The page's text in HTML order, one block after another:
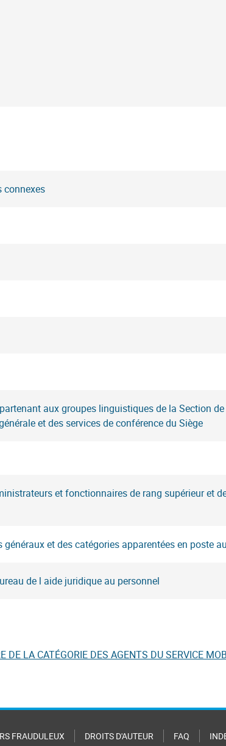
connexes
aux groupes linguistiques de la Section
et des services de conférence du Siège
et fonctionnaires de rang supérieur et
et des catégories apparentées en poste
de l aide juridique au personnel
DE LA CATÉGORIE DES AGENTS DU SERVICE
FRAUDULEUX DROITS D'AUTEUR FAQ